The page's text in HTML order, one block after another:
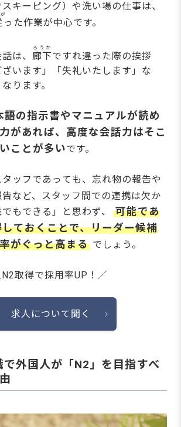
キーピング）や洗い場の仕事は、
が
った作業が中心です。
は、 廊下
ろうか
ですれ違った際の挨拶
ざいます」「失礼いたします」な
ります。
語の指示書やマニュアルが読め
があれば、高度な会話力はそこ
ことが多いです。
ッフであっても、忘れ物の報告や
告など、スタッフ間での連携は欠か
もできる」と思わず、
可能であ
ておくことで、リーダー候補
がぐっと高まる でしょう。
N2取得で採用率UP！／
求人について聞く
で外国人が「N2」を目指すべ